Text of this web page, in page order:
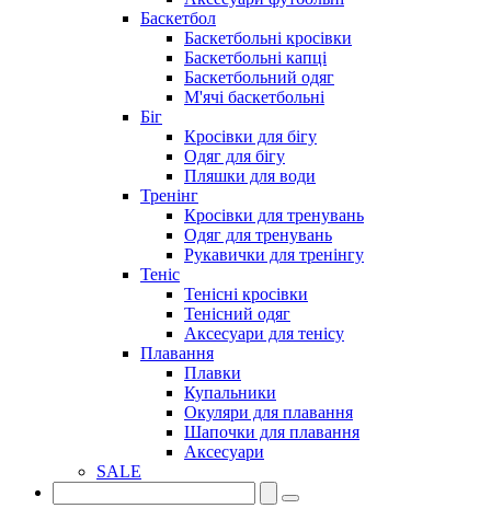
Баскетбол
Баскетбольні кросівки
Баскетбольні капці
Баскетбольний одяг
М'ячі баскетбольні
Біг
Кросівки для бігу
Одяг для бігу
Пляшки для води
Тренінг
Кросівки для тренувань
Одяг для тренувань
Рукавички для тренінгу
Теніс
Тенісні кросівки
Тенісний одяг
Аксесуари для тенісу
Плавання
Плавки
Купальники
Окуляри для плавання
Шапочки для плавання
Аксесуари
SALE